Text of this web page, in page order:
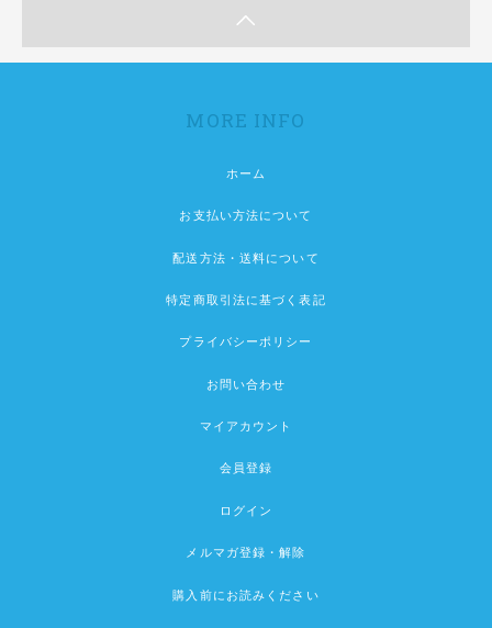
MORE INFO
ホーム
お支払い方法について
配送方法・送料について
特定商取引法に基づく表記
プライバシーポリシー
お問い合わせ
マイアカウント
会員登録
ログイン
メルマガ登録・解除
購入前にお読みください